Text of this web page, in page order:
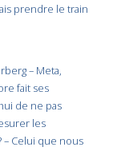
prendre le train
– Meta,
fait ses
de ne pas
les
– Celui que nous